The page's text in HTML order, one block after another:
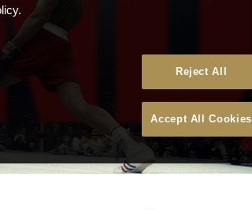
Reject All
Accept All Cookies